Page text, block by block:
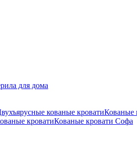
для дома
кованые кроватиКованые
кроватиКованые кровати Софа